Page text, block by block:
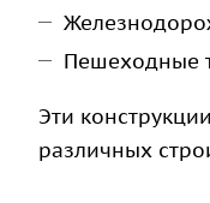
Пешеходные
Эти
различных